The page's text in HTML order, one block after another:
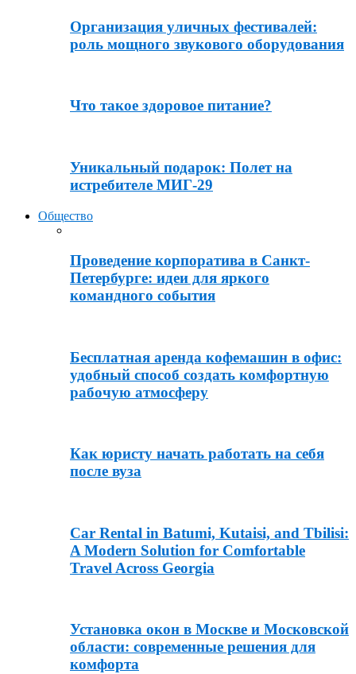
Организация уличных фестивалей:
роль мощного звукового оборудования
Что такое здоровое питание?
Уникальный подарок: Полет на
истребителе МИГ-29
Общество
Проведение корпоратива в Санкт-
Петербурге: идеи для яркого
командного события
Бесплатная аренда кофемашин в офис:
удобный способ создать комфортную
рабочую атмосферу
Как юристу начать работать на себя
после вуза
Car Rental in Batumi, Kutaisi, and Tbilisi:
A Modern Solution for Comfortable
Travel Across Georgia
Установка окон в Москве и Московской
области: современные решения для
комфорта